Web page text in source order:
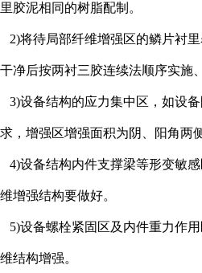
里胶泥相同的树脂配制。
2)将待局部纤维增强区的鳞片衬
干净后按两衬三胶连续法顺序实施、
3)设备结构的应力集中区，如设
求，增强区增强面积为阴、阳角两
4)设备结构内件支撑梁等形变敏
维增强结构要做好。
5)设备螺栓紧固区及内件重力作
维结构增强。